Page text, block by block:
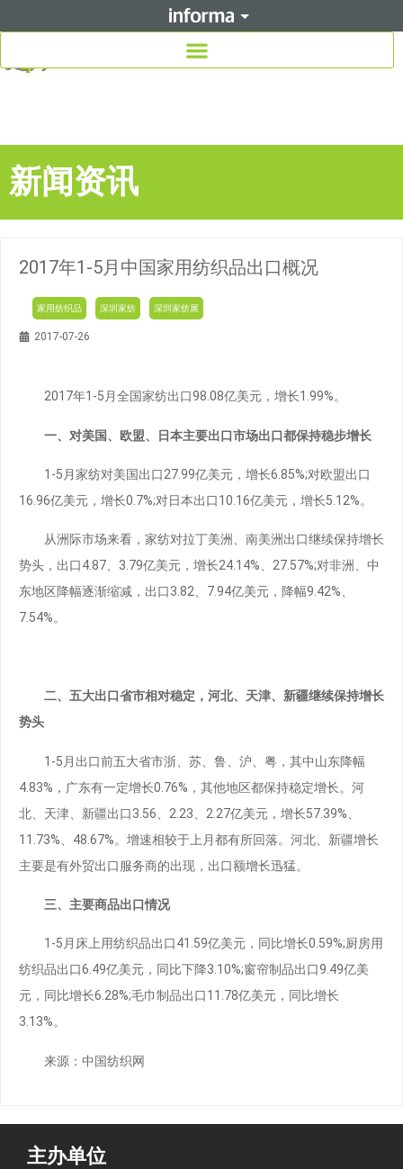
新闻资讯
2017年1-5月中国家用纺织品出口概况
家用纺织品 深圳家纺 深圳家纺展
2017-07-26
2017年1-5月全国家纺出口98.08亿美元，增长1.99%。
一、对美国、欧盟、日本主要出口市场出口都保持稳步增长
1-5月家纺对美国出口27.99亿美元，增长6.85%;对欧盟出口
16.96亿美元，增长0.7%;对日本出口10.16亿美元，增长5.12%。
从洲际市场来看，家纺对拉丁美洲、南美洲出口继续保持增长
势头，出口4.87、3.79亿美元，增长24.14%、27.57%;对非洲、中
东地区降幅逐渐缩减，出口3.82、7.94亿美元，降幅9.42%、
7.54%。
二、五大出口省市相对稳定，河北、天津、新疆继续保持增长
势头
1-5月出口前五大省市浙、苏、鲁、沪、粤，其中山东降幅
4.83%，广东有一定增长0.76%，其他地区都保持稳定增长。河
北、天津、新疆出口3.56、2.23、2.27亿美元，增长57.39%、
11.73%、48.67%。增速相较于上月都有所回落。河北、新疆增长
主要是有外贸出口服务商的出现，出口额增长迅猛。
三、主要商品出口情况
1-5月床上用纺织品出口41.59亿美元，同比增长0.59%;厨房用
纺织品出口6.49亿美元，同比下降3.10%;窗帘制品出口9.49亿美
元，同比增长6.28%;毛巾制品出口11.78亿美元，同比增长
3.13%。
来源：中国纺织网
主办单位